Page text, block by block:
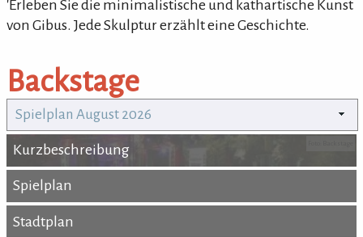
'Erleben Sie die minimalistische und kathartische Kunst
von Gibus. Jede Skulptur erzählt eine Geschichte.
Backstage
Spielplan August 2026
Kurzbeschreibung
Kurzbeschreibung
Spielplan
Spielplan
Stadtplan